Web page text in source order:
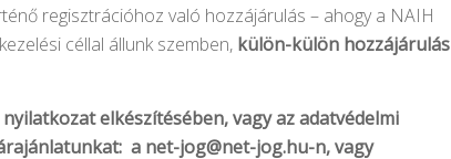
regisztrációhoz való hozzájárulás – ahogy a NAIH
céllal állunk szemben, külön-külön hozzájárulás
elkészítésében, vagy az adatvédelmi
a net-jog@net-jog.hu-n, vagy